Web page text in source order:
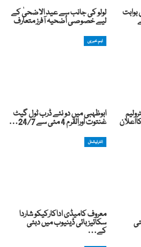
لولو کی جانب سے عید الاضحیٰ کے
لیے خصوصی اُضحیہ آفرز متعارف
اہم خبریں
ابوظہبی میں دو نئے ڈرب ٹول گیٹ
غنتوت اورالقرم 4 مئی سے 24/7…
6مئی
انٹرنیشنل
معروف کامیڈی اداکارکیکو شاردا
سکائیز بائی ڈینیوب میں دبئی
کے…